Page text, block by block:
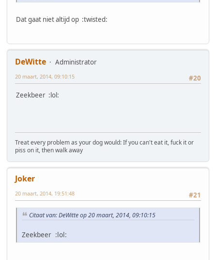
Dat gaat niet altijd op :twisted:
DeWitte
Administrator
#20
20 maart, 2014, 09:10:15
Zeekbeer :lol:
Treat every problem as your dog would: If you can't eat it, fuck it or
piss on it, then walk away
Joker
#21
20 maart, 2014, 19:51:48
Citaat van: DeWitte op 20 maart, 2014, 09:10:15
Zeekbeer :lol: